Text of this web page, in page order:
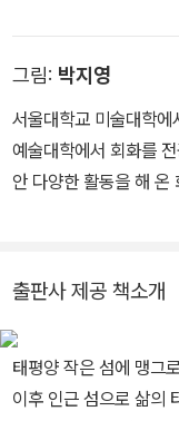
서울》 《아빠는 전쟁 중
《동화 청소년 소설쓰
모든 것》이 있다. 동화
닝, 굿모닝?》을 비롯해
그림: 박지영
서울대학교 미술대학
예술대학에서 회화를
안 다양한 활동을 해 온
출판사 제공 책소개
태평양 작은 섬에 맹그
이후 인근 섬으로 삶의